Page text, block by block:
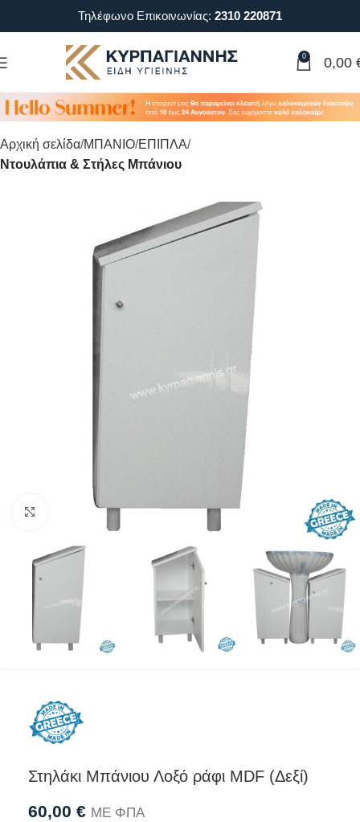
Τηλέφωνο Επικοινωνίας: 2310 220871
0 0,00
Αρχική σελίδα ΜΠΑΝΙΟ ΕΠΙΠΛΑ
Ντουλάπια & Στήλες Μπάνιου
Προβολή
Στηλάκι Μπάνιου Λοξό ράφι MDF (Δεξί)
60,00 € ΜΕ ΦΠΑ